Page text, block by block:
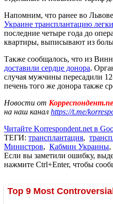
Напомним, что ранее во
Украине трансплантацию
последние четыре года до
квартиры, выписывают из
Также сообщалось, что из
доставили сердце донора.
случая мужчины пересадили
печень того же донора также
Новости от
на наш канал https://t.me/
Читайте Korrespondent.net в
ТЕГИ: трансплантация,
Министров, Кабмин Украины,
Если вы заметили ошибку,
нажмите Ctrl+Enter, чтобы